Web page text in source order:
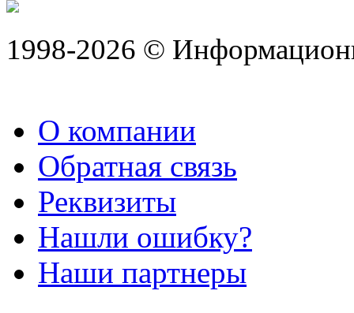
1998-2026 ©
О компании
Обратная связь
Реквизиты
Нашли ошибку?
Наши партнеры